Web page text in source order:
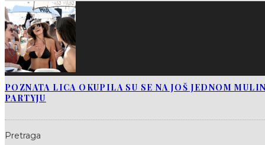
POZNATA LICA OKUPILA SU SE NA JOŠ JEDNOM
PARTYJU
Pretraga